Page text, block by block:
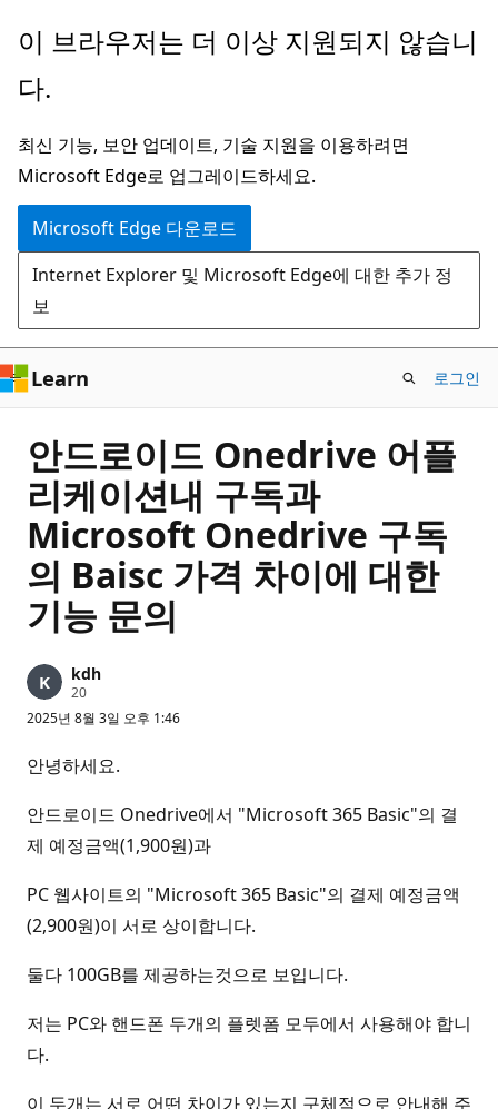
주
콘
츠
로
건
너
뛰
기
이 브라우저는 더 이상 지원되지 않습니
다.
최신 기능, 보안 업데이트, 기술 지원을 이용하려면
Microsoft Edge로 업그레이드하세요.
Microsoft Edge 다운로드
Internet Explorer 및 Microsoft Edge에 대한 추가 정
보
Learn 로그인
안드로이드 Onedrive 어플
리케이션내 구독과
Microsoft Onedrive 구독
의 Baisc 가격 차이에 대한
기능 문의
kdh
20평
포
트
2025년 8월 3일 오후 1:46
안녕하세요.
안드로이드 Onedrive에서 "Microsoft 365 Basic"의 결
제 예정금액(1,900원)과
PC 웹사이트의 "Microsoft 365 Basic"의 결제 예정금액
(2,900원)이 서로 상이합니다.
둘다 100GB를 제공하는것으로 보입니다.
저는 PC와 핸드폰 두개의 플렛폼 모두에서 사용해야 합니
다.
이 두개는 서로 어떤 차이가 있는지 구체적으로 안내해 주